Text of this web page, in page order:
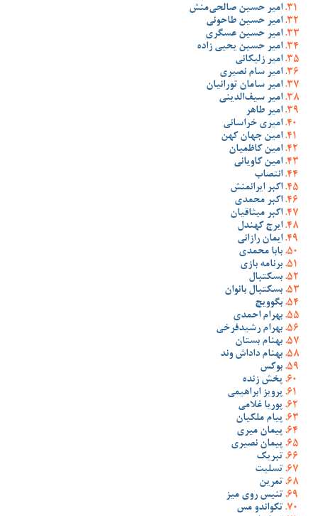
امیر حسین صالحی‌منش
امیر حسین طاحونی
امیر حسین عسگری
امیر حسین یحیی زاده
امیر زلیکانی
امیر سام نصیری
امیر سامان تورانیان
امیر سیف‌الدینی
امیر طاهر
امیری خراسانی
امین جهان کهن
امین کاظمیان
امین کاویانی
انتصاب
اکبر ایرانمنش
اکبر محمدی
اکبر میثاقیان
ایرج کهندل
ایمان رازانی
بابا محمدی
برنامه بازی
بسکتبال
بسکتبال بانوان
بگوویچ
بهرام احمدی
بهرام رشیدفرخی
بهنام بستان
بهنام داداش وند
بوکس
پخش زنده
پرویز ابراهیمی
پوریا غلامی
پیام ملکیان
پیمان میری
پیمان نصیری
تبریک
تسلیت
تمرین
تنیس روی میز
تکواندو مس